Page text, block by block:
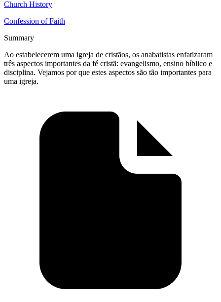
Church History
Confession of Faith
Summary
Ao estabelecerem uma igreja de cristãos, os anabatistas enfatizaram
três aspectos importantes da fé cristã: evangelismo, ensino bíblico e
disciplina. Vejamos por que estes aspectos são tão importantes para
uma igreja.